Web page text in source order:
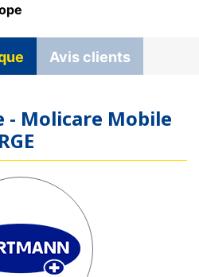
Avis clients
- Molicare Mobile